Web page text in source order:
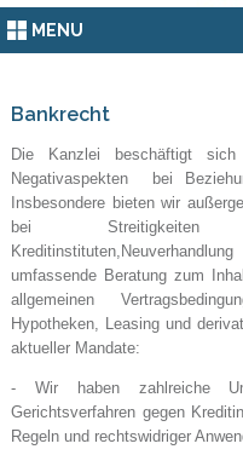
MENU
Bankrecht
Die Kanzlei beschäftigt
Negativaspekten bei
Insbesondere bieten wir
bei
umfassende Beratung zum
allgemeinen
Hypotheken, Leasing und
aktueller Mandate:
- Wir haben zahlreiche
Gerichtsverfahren gegen
Regeln und rechtswidriger